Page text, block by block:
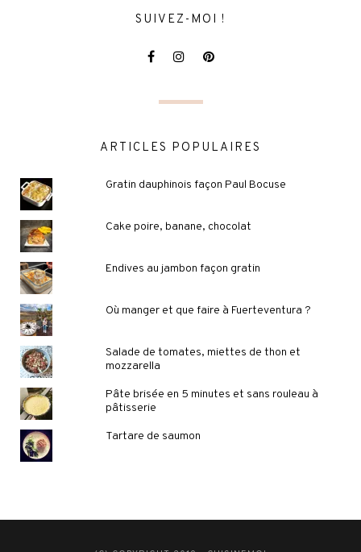
SUIVEZ-MOI !
ARTICLES POPULAIRES
Gratin dauphinois façon Paul Bocuse
Cake poire, banane, chocolat
Endives au jambon façon gratin
Où manger et que faire à Fuerteventura ?
Salade de tomates, miettes de thon et
mozzarella
Pâte brisée en 5 minutes et sans rouleau à
pâtisserie
Tartare de saumon